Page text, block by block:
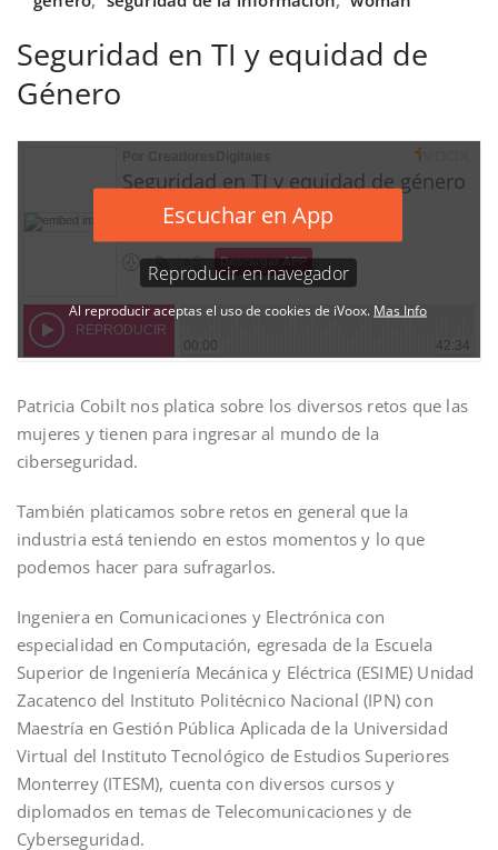
Seguridad en TI y equidad de
Género
Patricia Cobilt nos platica sobre los diversos retos que las
mujeres y tienen para ingresar al mundo de la
ciberseguridad.
También platicamos sobre retos en general que la
industria está teniendo en estos momentos y lo que
podemos hacer para sufragarlos.
Ingeniera en Comunicaciones y Electrónica con
especialidad en Computación, egresada de la Escuela
Superior de Ingeniería Mecánica y Eléctrica (ESIME) Unidad
Zacatenco del Instituto Politécnico Nacional (IPN) con
Maestría en Gestión Pública Aplicada de la Universidad
Virtual del Instituto Tecnológico de Estudios Superiores
Monterrey (ITESM), cuenta con diversos cursos y
diplomados en temas de Telecomunicaciones y de
Cyberseguridad.